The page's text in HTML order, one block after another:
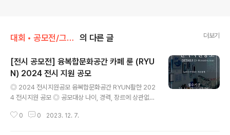
대회 • 공모전/그림 • 미술 • 디자인 • 웹툰. 의 다른 글 더보기
[전시 공모전] 융복합문화공간 카페 륜 (RYU
N) 2024 전시 지원 공모
◎ 2024 전시지원공모 융복합문화공간 RYUN활한 202
4 전시지원 공모 ◎ 공모대상 나이, 경력, 장르에 상관없이
다. 전시를 원하는 누구나 RYUN과의 결이 맞다면 누구나
0 0 2023. 12. 7.